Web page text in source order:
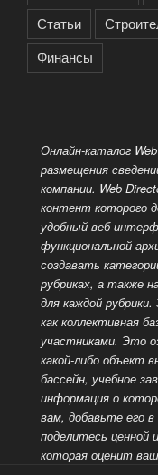
Статьи
Финансы
Онлайн-каталог
размещения
компании. Web
контент которого
удобный веб-
функциональной
создавать
рубриках, а также
для каждой
как коллективная
участниками. Это
какой-либо объект
бассейн, учебное
информация о
вам, добавьте его
поделитесь ценной
которая оценит